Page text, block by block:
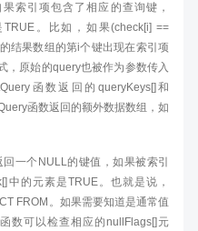
索引项包含了相应的查询键，
。比如，如果(check[i] ==
结果数组的第i个键出现在索引项
，原始的query也被作为参数传入
函数返回的queryKeys[]和
函数返回的额外数据数组，如
一个NULL的键值，如果被索引
中的元素是TRUE。也就是说，
FROM。如果需要知道是通常值
数可以检查相应的nullFlags[]元